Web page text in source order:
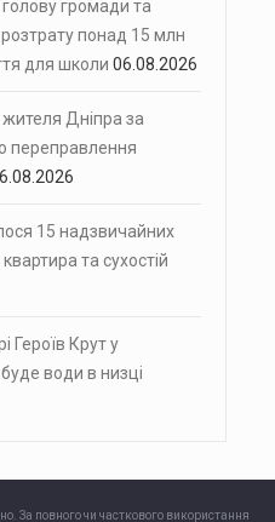
громади та
понад 15 млн
для школи 06.08.2026
Дніпра за
переправлення
15 надзвичайних
та сухостій
Героїв Крут у
води в низці
За повного чи часткового використання